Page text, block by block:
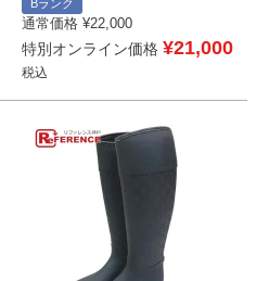
ショルダーバッグ GGキャンバ
ス/レザー ユニセックス ベージ
ュ 【中古】
Bランク
通常価格 ¥22,000
特別オンライン価格 ¥21,000
税込